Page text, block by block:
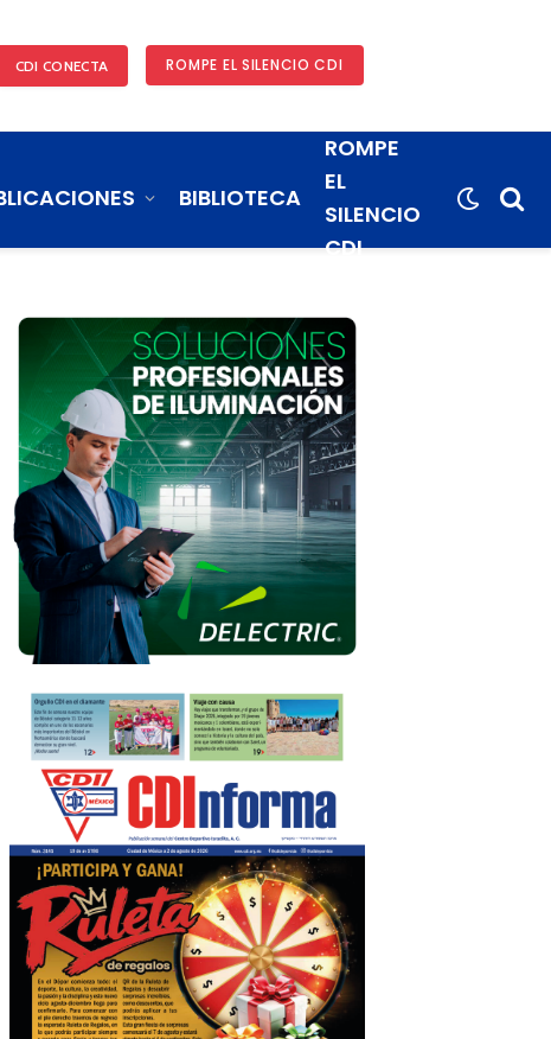
CDI CONECTA ROMPE EL SILENCIO CDI
BIBLIOTECA
ROMPE
EL
SILENCIO
CDI